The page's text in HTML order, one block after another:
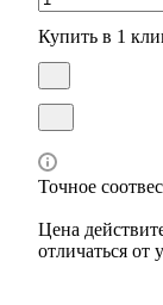
Купить в 1
Точное
Цена
отличаться от